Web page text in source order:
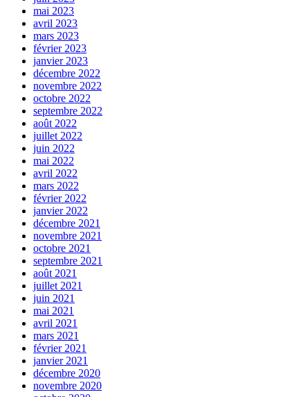
mai 2023
avril 2023
mars 2023
février 2023
janvier 2023
décembre 2022
novembre 2022
octobre 2022
septembre 2022
août 2022
juillet 2022
juin 2022
mai 2022
avril 2022
mars 2022
février 2022
janvier 2022
décembre 2021
novembre 2021
octobre 2021
septembre 2021
août 2021
juillet 2021
juin 2021
mai 2021
avril 2021
mars 2021
février 2021
janvier 2021
décembre 2020
novembre 2020